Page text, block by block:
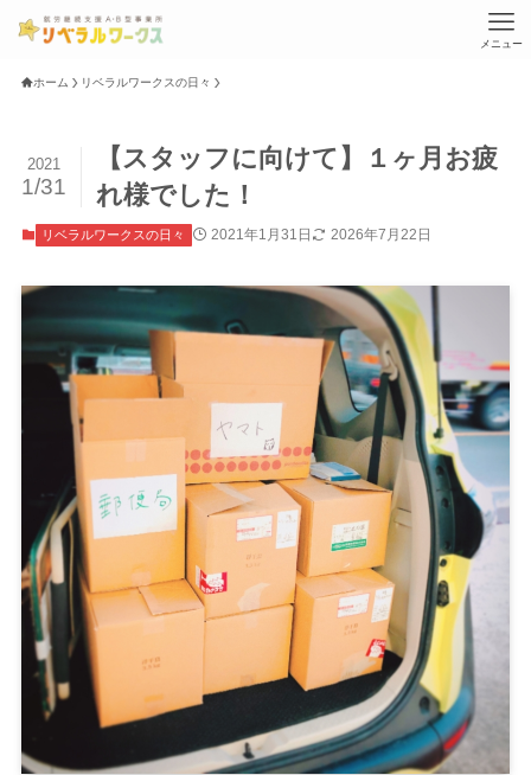
メニュー
ホーム リベラルワークスの日々
【スタッフに向けて】１ヶ月お疲
れ様でした！
2021
1/31
リベラルワークスの日々 2021年1月31日 2026年7月22日